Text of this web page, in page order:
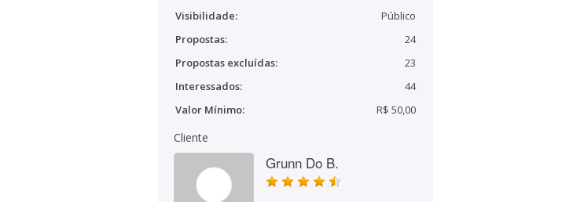
Visibilidade:
Público
Propostas:
24
Propostas excluídas:
23
Interessados:
44
Valor Mínimo:
R$ 50,00
Cliente
Grunn Do B.